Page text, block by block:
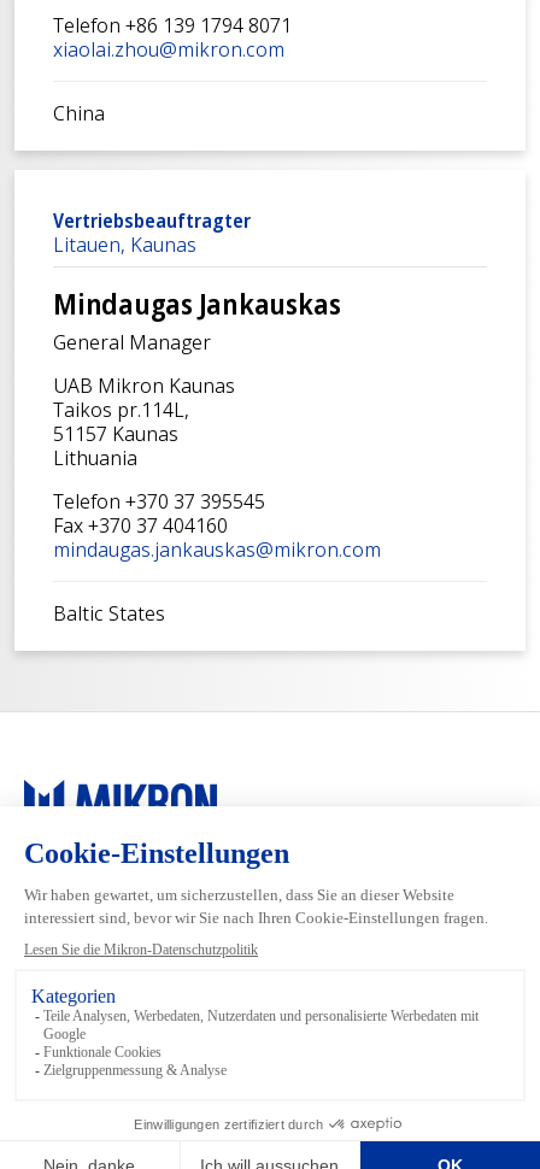
Telefon +86 139 1794 8071
xiaolai.zhou@mikron.com
China
Vertriebsbeauftragter
Litauen, Kaunas
Mindaugas Jankauskas
General Manager
UAB Mikron Kaunas
Taikos pr.114L,
51157 Kaunas
Lithuania
Telefon +370 37 395545
Fax +370 37 404160
mindaugas.jankauskas@mikron.com
Baltic States
Automation
Machining
Tool
Main navigation
Systeme
Inside Automation
Bedingungen und Konditionen
Datenschutz
Mediathek
Rechtliches Impressum Sitemap